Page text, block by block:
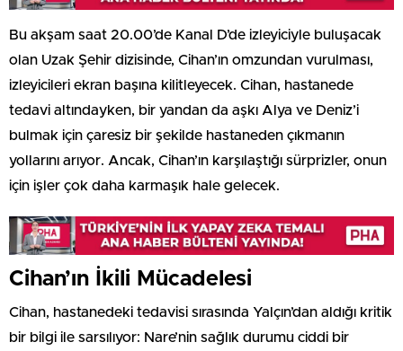
Bu akşam saat 20.00’de Kanal D’de izleyiciyle buluşacak
olan Uzak Şehir dizisinde, Cihan’ın omzundan vurulması,
izleyicileri ekran başına kilitleyecek. Cihan, hastanede
tedavi altındayken, bir yandan da aşkı Alya ve Deniz’i
bulmak için çaresiz bir şekilde hastaneden çıkmanın
yollarını arıyor. Ancak, Cihan’ın karşılaştığı sürprizler, onun
için işler çok daha karmaşık hale gelecek.
Cihan’ın İkili Mücadelesi
Cihan, hastanedeki tedavisi sırasında Yalçın’dan aldığı kritik
bir bilgi ile sarsılıyor: Nare’nin sağlık durumu ciddi bir